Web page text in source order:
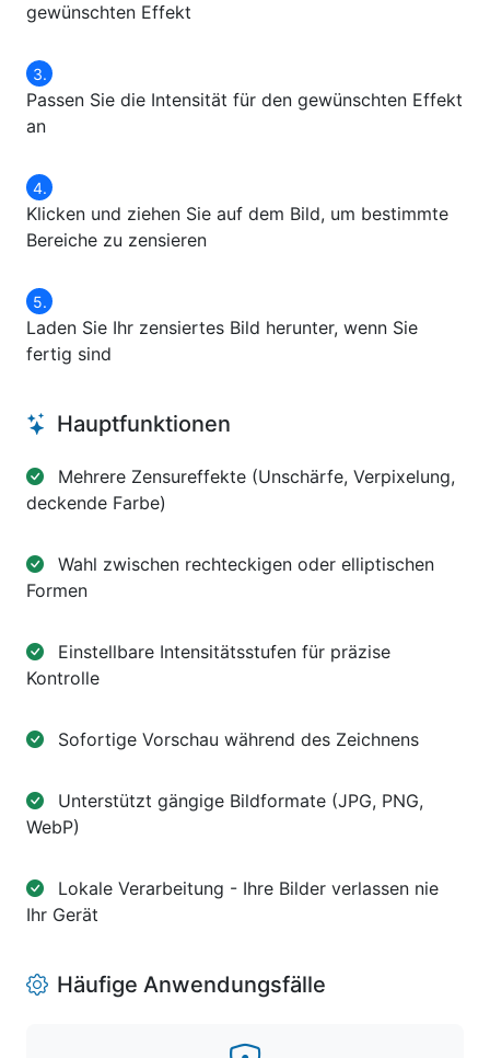
gewünschten Effekt
Passen Sie die Intensität für den gewünschten Effekt
an
Klicken und ziehen Sie auf dem Bild, um bestimmte
Bereiche zu zensieren
Laden Sie Ihr zensiertes Bild herunter, wenn Sie
fertig sind
Hauptfunktionen
Mehrere Zensureffekte (Unschärfe, Verpixelung,
deckende Farbe)
Wahl zwischen rechteckigen oder elliptischen
Formen
Einstellbare Intensitätsstufen für präzise
Kontrolle
Sofortige Vorschau während des Zeichnens
Unterstützt gängige Bildformate (JPG, PNG,
WebP)
Lokale Verarbeitung - Ihre Bilder verlassen nie
Ihr Gerät
Häufige Anwendungsfälle